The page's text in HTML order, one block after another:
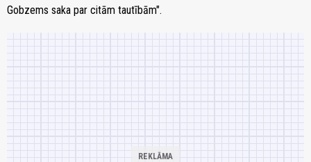
Gobzems saka par citām tautībām".